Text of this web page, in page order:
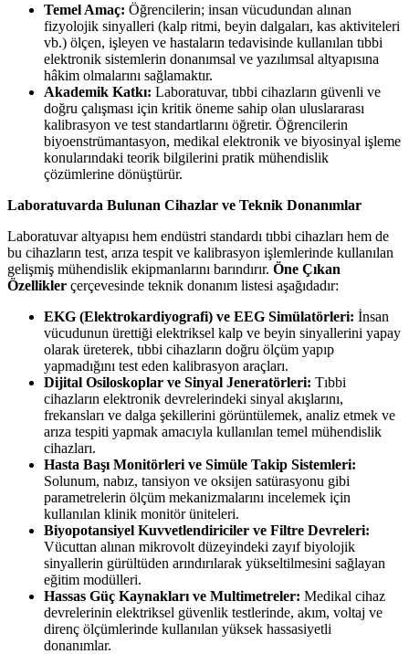
Temel Amaç: Öğrencilerin; insan vücudundan alınan
fizyolojik sinyalleri (kalp ritmi, beyin dalgaları, kas aktiviteleri
vb.) ölçen, işleyen ve hastaların tedavisinde kullanılan tıbbi
elektronik sistemlerin donanımsal ve yazılımsal altyapısına
hâkim olmalarını sağlamaktır.
Akademik Katkı: Laboratuvar, tıbbi cihazların güvenli ve
doğru çalışması için kritik öneme sahip olan uluslararası
kalibrasyon ve test standartlarını öğretir. Öğrencilerin
biyoenstrümantasyon, medikal elektronik ve biyosinyal işleme
konularındaki teorik bilgilerini pratik mühendislik
çözümlerine dönüştürür.
Laboratuvarda Bulunan Cihazlar ve Teknik Donanımlar
Laboratuvar altyapısı hem endüstri standardı tıbbi cihazları hem de
bu cihazların test, arıza tespit ve kalibrasyon işlemlerinde kullanılan
gelişmiş mühendislik ekipmanlarını barındırır. Öne Çıkan
Özellikler çerçevesinde teknik donanım listesi aşağıdadır:
EKG (Elektrokardiyografi) ve EEG Simülatörleri: İnsan
vücudunun ürettiği elektriksel kalp ve beyin sinyallerini yapay
olarak üreterek, tıbbi cihazların doğru ölçüm yapıp
yapmadığını test eden kalibrasyon araçları.
Dijital Osiloskoplar ve Sinyal Jeneratörleri: Tıbbi
cihazların elektronik devrelerindeki sinyal akışlarını,
frekansları ve dalga şekillerini görüntülemek, analiz etmek ve
arıza tespiti yapmak amacıyla kullanılan temel mühendislik
cihazları.
Hasta Başı Monitörleri ve Simüle Takip Sistemleri:
Solunum, nabız, tansiyon ve oksijen satürasyonu gibi
parametrelerin ölçüm mekanizmalarını incelemek için
kullanılan klinik monitör üniteleri.
Biyopotansiyel Kuvvetlendiriciler ve Filtre Devreleri:
Vücuttan alınan mikrovolt düzeyindeki zayıf biyolojik
sinyallerin gürültüden arındırılarak yükseltilmesini sağlayan
eğitim modülleri.
Hassas Güç Kaynakları ve Multimetreler: Medikal cihaz
devrelerinin elektriksel güvenlik testlerinde, akım, voltaj ve
direnç ölçümlerinde kullanılan yüksek hassasiyetli
donanımlar.